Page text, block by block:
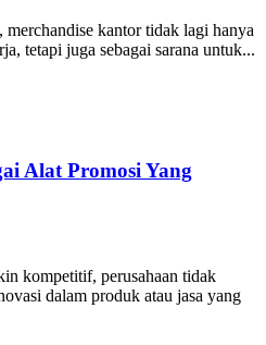
kantor tidak lagi hanya
tetapi juga sebagai sarana untuk...
Alat Promosi Yang
kompetitif, perusahaan tidak
dalam produk atau jasa yang